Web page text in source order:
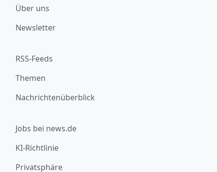
Über uns
Newsletter
RSS-Feeds
Themen
Nachrichtenüberblick
Jobs bei news.de
KI-Richtlinie
Privatsphäre